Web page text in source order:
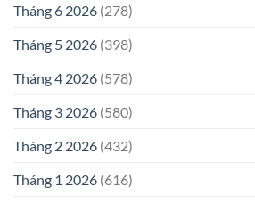
Tháng 6 2026 (278)
Tháng 5 2026 (398)
Tháng 4 2026 (578)
Tháng 3 2026 (580)
Tháng 2 2026 (432)
Tháng 1 2026 (616)